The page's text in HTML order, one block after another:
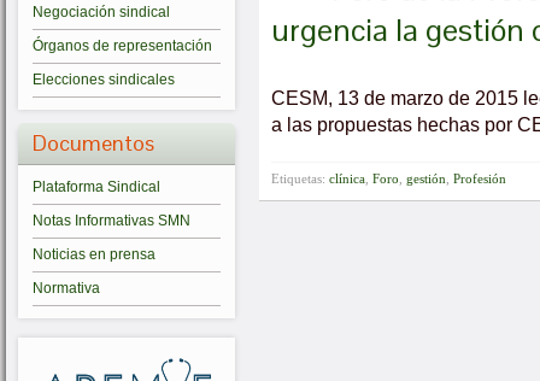
Negociación sindical
Órganos de representación
Elecciones sindicales
Documentos
Plataforma Sindical
Notas Informativas SMN
Noticias en prensa
Normativa
urgencia la gestión
CESM, 13 de marzo de 2015
a las propuestas hechas por
Etiquetas: clínica Foro gestión Profesión